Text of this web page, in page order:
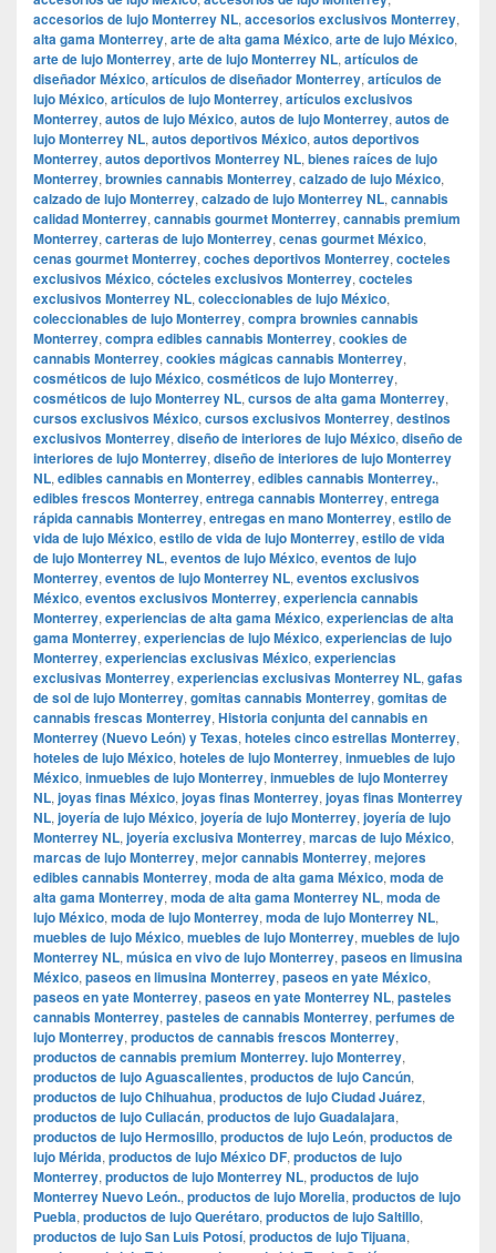
accesorios de lujo Monterrey NL, accesorios exclusivos Monterrey,
alta gama Monterrey, arte de alta gama México, arte de lujo México,
arte de lujo Monterrey, arte de lujo Monterrey NL, artículos de
diseñador México, artículos de diseñador Monterrey, artículos de
lujo México, artículos de lujo Monterrey, artículos exclusivos
Monterrey, autos de lujo México, autos de lujo Monterrey, autos de
lujo Monterrey NL, autos deportivos México, autos deportivos
Monterrey, autos deportivos Monterrey NL, bienes raíces de lujo
Monterrey, brownies cannabis Monterrey, calzado de lujo México,
calzado de lujo Monterrey, calzado de lujo Monterrey NL, cannabis
calidad Monterrey, cannabis gourmet Monterrey, cannabis premium
Monterrey, carteras de lujo Monterrey, cenas gourmet México,
cenas gourmet Monterrey, coches deportivos Monterrey, cocteles
exclusivos México, cócteles exclusivos Monterrey, cocteles
exclusivos Monterrey NL, coleccionables de lujo México,
coleccionables de lujo Monterrey, compra brownies cannabis
Monterrey, compra edibles cannabis Monterrey, cookies de
cannabis Monterrey, cookies mágicas cannabis Monterrey,
cosméticos de lujo México, cosméticos de lujo Monterrey,
cosméticos de lujo Monterrey NL, cursos de alta gama Monterrey,
cursos exclusivos México, cursos exclusivos Monterrey, destinos
exclusivos Monterrey, diseño de interiores de lujo México, diseño de
interiores de lujo Monterrey, diseño de interiores de lujo Monterrey
NL, edibles cannabis en Monterrey, edibles cannabis Monterrey.,
edibles frescos Monterrey, entrega cannabis Monterrey, entrega
rápida cannabis Monterrey, entregas en mano Monterrey, estilo de
vida de lujo México, estilo de vida de lujo Monterrey, estilo de vida
de lujo Monterrey NL, eventos de lujo México, eventos de lujo
Monterrey, eventos de lujo Monterrey NL, eventos exclusivos
México, eventos exclusivos Monterrey, experiencia cannabis
Monterrey, experiencias de alta gama México, experiencias de alta
gama Monterrey, experiencias de lujo México, experiencias de lujo
Monterrey, experiencias exclusivas México, experiencias
exclusivas Monterrey, experiencias exclusivas Monterrey NL, gafas
de sol de lujo Monterrey, gomitas cannabis Monterrey, gomitas de
cannabis frescas Monterrey, Historia conjunta del cannabis en
Monterrey (Nuevo León) y Texas, hoteles cinco estrellas Monterrey,
hoteles de lujo México, hoteles de lujo Monterrey, inmuebles de lujo
México, inmuebles de lujo Monterrey, inmuebles de lujo Monterrey
NL, joyas finas México, joyas finas Monterrey, joyas finas Monterrey
NL, joyería de lujo México, joyería de lujo Monterrey, joyería de lujo
Monterrey NL, joyería exclusiva Monterrey, marcas de lujo México,
marcas de lujo Monterrey, mejor cannabis Monterrey, mejores
edibles cannabis Monterrey, moda de alta gama México, moda de
alta gama Monterrey, moda de alta gama Monterrey NL, moda de
lujo México, moda de lujo Monterrey, moda de lujo Monterrey NL,
muebles de lujo México, muebles de lujo Monterrey, muebles de lujo
Monterrey NL, música en vivo de lujo Monterrey, paseos en limusina
México, paseos en limusina Monterrey, paseos en yate México,
paseos en yate Monterrey, paseos en yate Monterrey NL, pasteles
cannabis Monterrey, pasteles de cannabis Monterrey, perfumes de
lujo Monterrey, productos de cannabis frescos Monterrey,
productos de cannabis premium Monterrey. lujo Monterrey,
productos de lujo Aguascalientes, productos de lujo Cancún,
productos de lujo Chihuahua, productos de lujo Ciudad Juárez,
productos de lujo Culiacán, productos de lujo Guadalajara,
productos de lujo Hermosillo, productos de lujo León, productos de
lujo Mérida, productos de lujo México DF, productos de lujo
Monterrey, productos de lujo Monterrey NL, productos de lujo
Monterrey Nuevo León., productos de lujo Morelia, productos de lujo
Puebla, productos de lujo Querétaro, productos de lujo Saltillo,
productos de lujo San Luis Potosí, productos de lujo Tijuana,